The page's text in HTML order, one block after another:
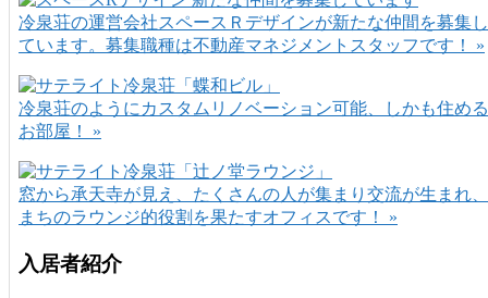
冷泉荘の運営会社スペースＲデザインが新たな仲間を募集し
ています。募集職種は不動産マネジメントスタッフです！ »
冷泉荘のようにカスタムリノベーション可能、しかも住める
お部屋！ »
窓から承天寺が見え、たくさんの人が集まり交流が生まれ、
まちのラウンジ的役割を果たすオフィスです！ »
入居者紹介